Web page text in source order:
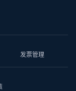
发票管理